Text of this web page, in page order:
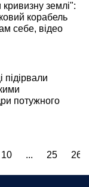
землі":
корабель
себе, відео
підірвали
потужного
10 ... 25 26